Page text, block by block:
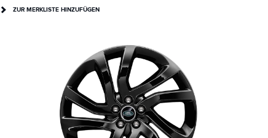
ZUR MERKLISTE HINZUFÜGEN